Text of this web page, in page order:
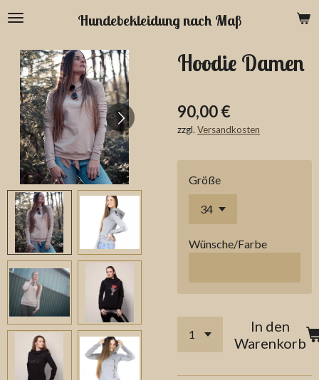
Zum
springen
Hundebekleidung nach Maß
Hoodie Damen
90,00 €
zzgl. Versandkosten
Größe
Wünsche/Farbe
In den
Warenkorb